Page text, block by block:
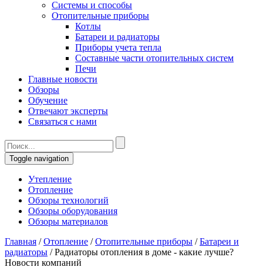
Системы и способы
Отопительные приборы
Котлы
Батареи и радиаторы
Приборы учета тепла
Составные части отопительных систем
Печи
Главные новости
Обзоры
Обучение
Отвечают эксперты
Связаться с нами
Toggle navigation
Утепление
Отопление
Обзоры технологий
Обзоры оборудования
Обзоры материалов
Главная /Отопление /Отопительные приборы /Батареи и
радиаторы /Радиаторы отопления в доме - какие лучше?
Новости компаний